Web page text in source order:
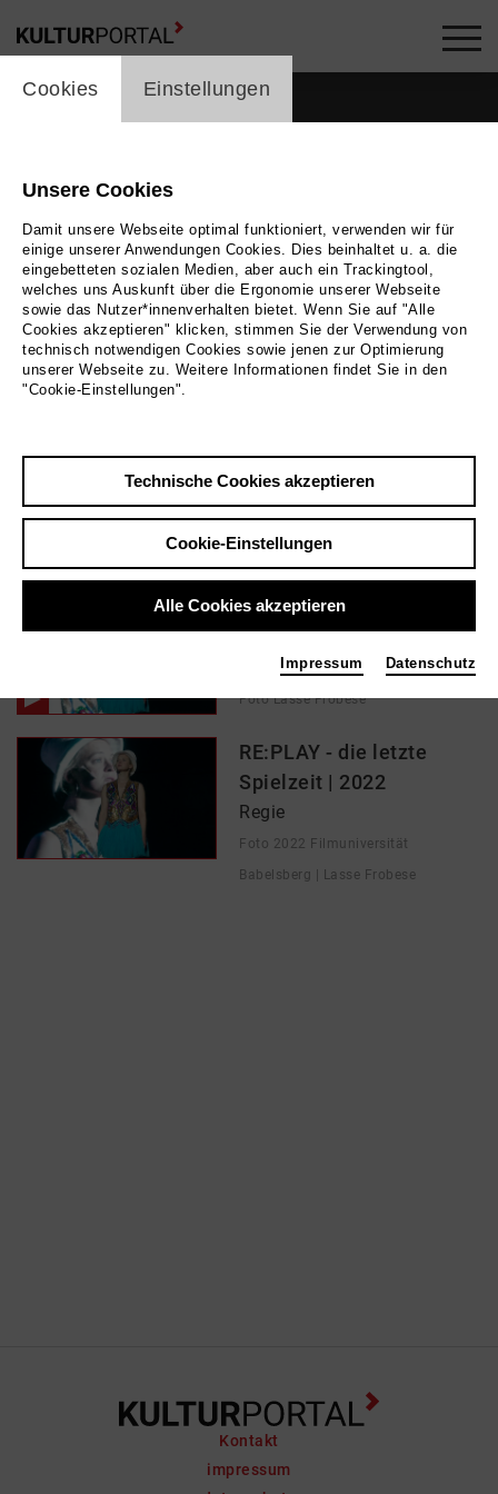
Zurück|Übersicht
In Filmen / Medien wie ...
"RE:PLAY - Die letzte
Spielzeit" | 2022
Regie
Foto Lasse Frobese
RE:PLAY - die letzte
Spielzeit | 2022
Regie
Foto 2022 Filmuniversität
Babelsberg | Lasse Frobese
Kontakt
impressum
cookie_layer
Cookies Einstellungen
Unsere Cookies
Damit unsere Webseite optimal funktioniert, verwenden wir für
einige unserer Anwendungen Cookies. Dies beinhaltet u. a. die
eingebetteten sozialen Medien, aber auch ein Trackingtool,
welches uns Auskunft über die Ergonomie unserer Webseite
sowie das Nutzer*innenverhalten bietet. Wenn Sie auf "Alle
Cookies akzeptieren" klicken, stimmen Sie der Verwendung von
technisch notwendigen Cookies sowie jenen zur Optimierung
unserer Webseite zu. Weitere Informationen findet Sie in den
"Cookie-Einstellungen".
Technische Cookies akzeptieren
Cookie-Einstellungen
Alle Cookies akzeptieren
Impressum Datenschutz